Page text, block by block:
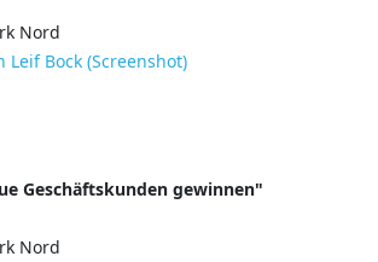
Nord
Bock (Screenshot)
Geschäftskunden gewinnen"
Nord